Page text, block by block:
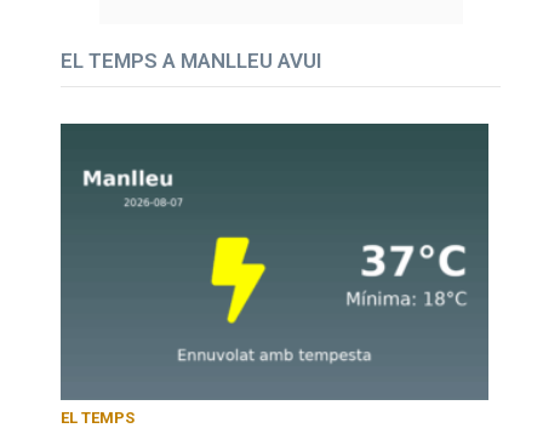
EL TEMPS A MANLLEU AVUI
EL TEMPS